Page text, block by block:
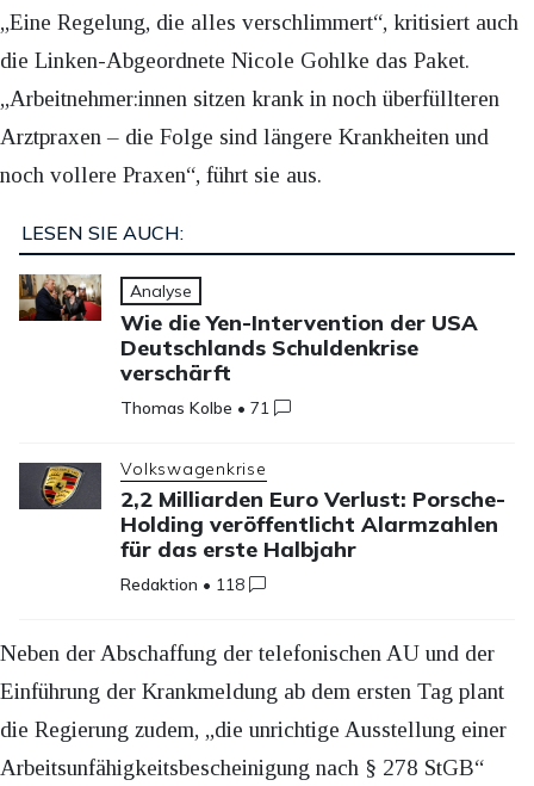
„Eine Regelung, die alles verschlimmert“, kritisiert auch
die Linken-Abgeordnete Nicole Gohlke das Paket.
„Arbeitnehmer:innen sitzen krank in noch überfüllteren
Arztpraxen – die Folge sind längere Krankheiten und
noch vollere Praxen“, führt sie aus.
LESEN SIE AUCH:
Analyse
Wie die Yen-Intervention der USA
Deutschlands Schuldenkrise
verschärft
Thomas Kolbe •71
Volkswagenkrise
2,2 Milliarden Euro Verlust: Porsche-
Holding veröffentlicht Alarmzahlen
für das erste Halbjahr
Redaktion • 118
Neben der Abschaffung der telefonischen AU und der
Einführung der Krankmeldung ab dem ersten Tag plant
die Regierung zudem, „die unrichtige Ausstellung einer
Arbeitsunfähigkeitsbescheinigung nach § 278 StGB“